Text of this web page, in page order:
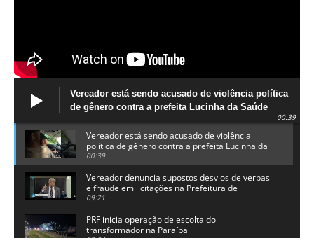
Vereador está sendo acusado de violência política
de gênero contra a prefeita Lucinha da Saúde
00:39
Vereador está sendo acusado de violência
política de gênero contra a prefeita Lucinha da
Saúde
00:39
Vereador denuncia supostos desvios de verbas
e fraude em licitações na Prefeitura de
Alhandra
09:21
PRF inicia operação de escolta do
transformador na Paraíba